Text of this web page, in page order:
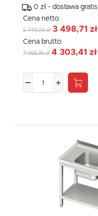
0 zł - dostawa gratis
Cena netto:
5 745,00 zł 3 498,71 zł
Cena brutto:
7 066,35 zł 4 303,41 zł